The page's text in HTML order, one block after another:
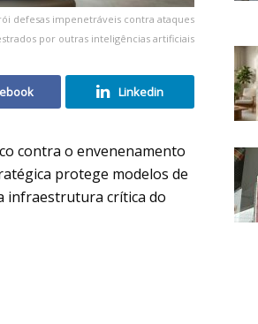
defesas impenetráveis contra ataques
por outras inteligências artificiais
Linkedin
contra o envenenamento
protege modelos de
infraestrutura crítica do